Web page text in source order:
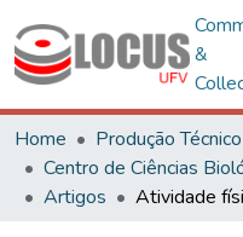
&
Home
Produção
Artigos